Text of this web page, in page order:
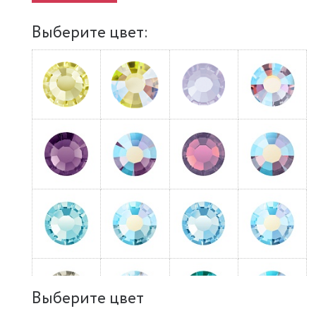
Выберите цвет:
Выберите цвет